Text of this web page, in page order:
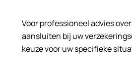
Voor professioneel advies
aansluiten bij uw
keuze voor uw specifieke